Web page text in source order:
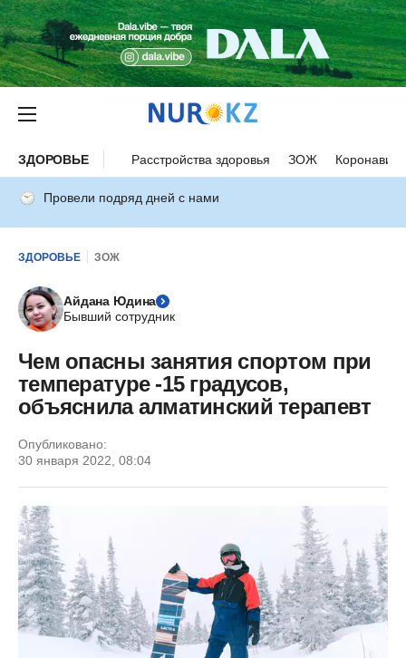
ЗДОРОВЬЕ Расстройства здоровья ЗОЖ
Провели подряд дней с нами
ЗДОРОВЬЕ ЗОЖ
Айдана Юдина
Бывший сотрудник
Чем опасны занятия спортом при
температуре -15 градусов,
объяснила алматинский терапевт
Опубликовано:
30 января 2022, 08:04